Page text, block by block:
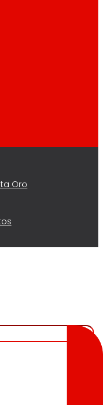
Oro